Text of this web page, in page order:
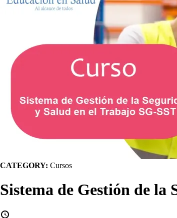
CATEGORY: Cursos
Sistema de Gestión de la